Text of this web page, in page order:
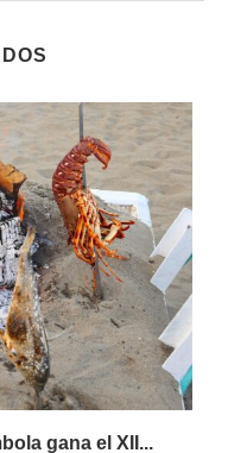
gana el XII...